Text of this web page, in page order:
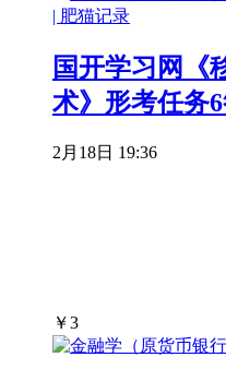
国开学习网《
术》形考任务
2月18日 19:36
￥3